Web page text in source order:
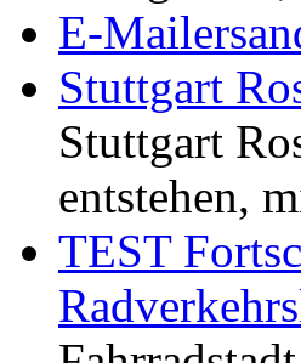
E-
Stuttgart
Stuttgart
entstehen,
TEST